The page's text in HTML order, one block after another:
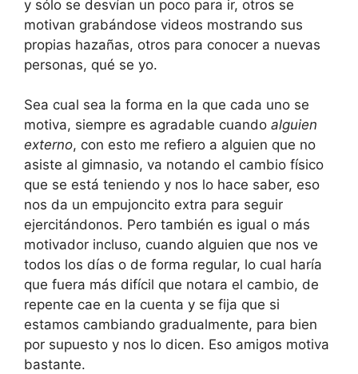
y sólo se desvían un poco para ir, otros se
motivan grabándose videos mostrando sus
propias hazañas, otros para conocer a nuevas
personas, qué se yo.
Sea cual sea la forma en la que cada uno se
motiva, siempre es agradable cuando alguien
externo, con esto me refiero a alguien que no
asiste al gimnasio, va notando el cambio físico
que se está teniendo y nos lo hace saber, eso
nos da un empujoncito extra para seguir
ejercitándonos. Pero también es igual o más
motivador incluso, cuando alguien que nos ve
todos los días o de forma regular, lo cual haría
que fuera más difícil que notara el cambio, de
repente cae en la cuenta y se fija que si
estamos cambiando gradualmente, para bien
por supuesto y nos lo dicen. Eso amigos motiva
bastante.